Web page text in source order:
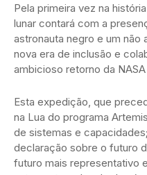
Pela primeira vez na
lunar contará com a
astronauta negro e um não
nova era de inclusão e
ambicioso retorno da
Esta expedição, que
na Lua do programa
de sistemas e
declaração sobre o futuro
futuro mais representativo